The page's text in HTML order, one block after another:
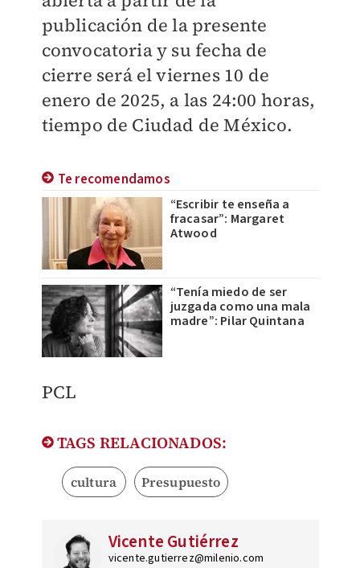
publicación de la presente
convocatoria y su fecha de
cierre será el viernes 10 de
enero de 2025, a las 24:00 horas,
tiempo de Ciudad de México.
Te recomendamos
“Escribir te enseña a
fracasar”: Margaret
Atwood
“Tenía miedo de ser
juzgada como una mala
madre”: Pilar Quintana
PCL
TAGS RELACIONADOS:
cultura Presupuesto
Vicente Gutiérrez
vicente.gutierrez@milenio.com